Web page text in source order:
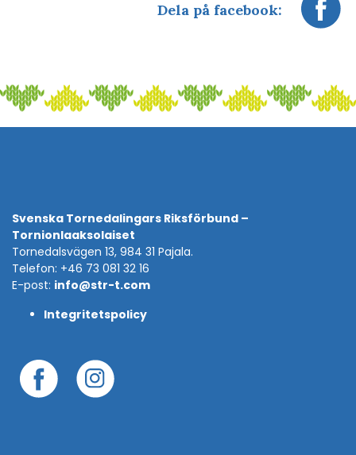
Dela på facebook:
Svenska Tornedalingars Riksförbund –
Tornionlaaksolaiset
Tornedalsvägen 13, 984 31 Pajala.
Telefon: +46 73 081 32 16
E-post: info@str-t.com
Integritetspolicy